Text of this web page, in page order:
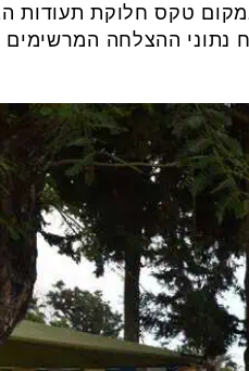
טקס חלוקת תעודות
נתוני ההצלחה